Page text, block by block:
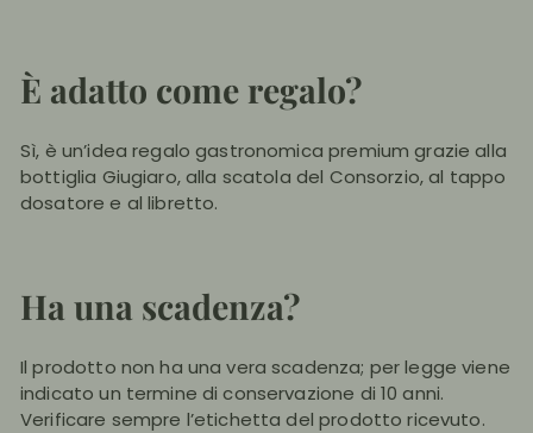
È adatto come regalo?
Sì, è un’idea regalo gastronomica premium grazie alla
bottiglia Giugiaro, alla scatola del Consorzio, al tappo
dosatore e al libretto.
Ha una scadenza?
Il prodotto non ha una vera scadenza; per legge viene
indicato un termine di conservazione di 10 anni.
Verificare sempre l’etichetta del prodotto ricevuto.